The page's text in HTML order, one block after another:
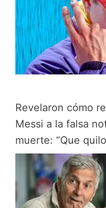
Revelaron cómo
Messi a la falsa
muerte: “Que